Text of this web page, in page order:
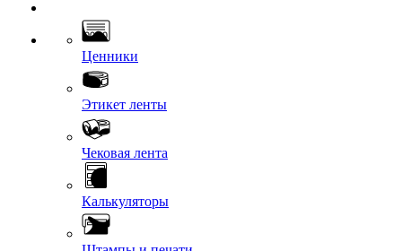
Ценники
Этикет ленты
Чековая лента
Калькуляторы